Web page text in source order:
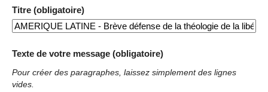
Titre (obligatoire)
Texte de votre message (obligatoire)
Pour créer des paragraphes, laissez simplement des lignes
vides.